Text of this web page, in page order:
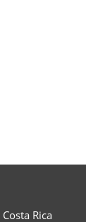
Costa Rica